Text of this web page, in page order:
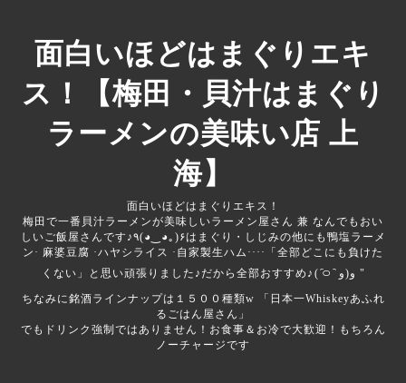
面白いほどはまぐりエキ
ス！【梅田・貝汁はまぐり
ラーメンの美味い店 上
海】
面白いほどはまぐりエキス！
梅田で一番貝汁ラーメンが美味しいラーメン屋さん 兼 なんでもおい
しいご飯屋さんです♪‎‎‎‎٩(◕‿◕｡)۶はまぐり・しじみの他にも鴨塩ラーメ
ン· 麻婆豆腐 ·ハヤシライス ·自家製生ハム····「全部どこにも負けた
くない」と思い頑張りました♪だから全部おすすめ♪‎⁦( ᷇࿀ ᷆ و(و "
ちなみに銘酒ラインナップは１５００種類‪w 「日本一Whiskeyあふれ
るごはん屋さん」
でもドリンク強制ではありません！お食事＆お冷で大歓迎！もちろん
ノーチャージです